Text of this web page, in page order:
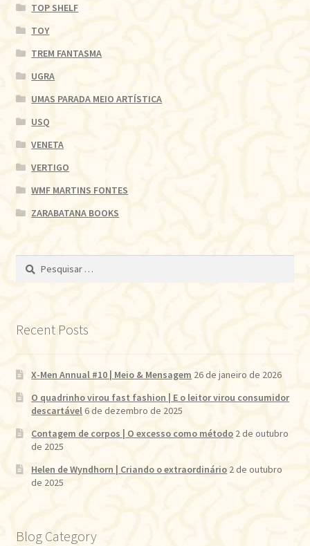
TOP SHELF
TOY
TREM FANTASMA
UGRA
UMAS PARADA MEIO ARTÍSTICA
USQ
VENETA
VERTIGO
WMF MARTINS FONTES
ZARABATANA BOOKS
Pesquisar
Recent Posts
X-Men Annual #10 | Meio & Mensagem 26 de janeiro de 2026
O quadrinho virou fast fashion | E o leitor virou consumidor
descartável 6 de dezembro de 2025
Contagem de corpos | O excesso como método 2 de outubro
de 2025
Helen de Wyndhorn | Criando o extraordinário 2 de outubro
de 2025
Blog Category